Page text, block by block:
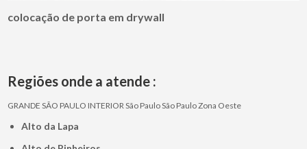
colocação de porta em drywall
Regiões onde a atende :
GRANDE SÃO PAULO INTERIOR São PauloSão PauloZona Oeste
Alto da Lapa